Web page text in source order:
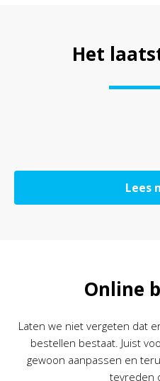
Het
Lees
Online
Laten we niet vergeten dat
bestellen bestaat. Juist
gewoon aanpassen en
tevreden